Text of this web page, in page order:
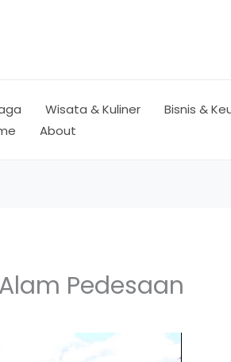
Wisata & Kuliner Bisnis &
About
Pedesaan